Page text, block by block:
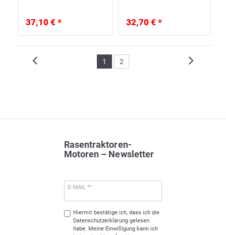
37,10 € * 32,70 € *
1 2
Rasentraktoren-
Motoren – Newsletter
E-MAIL **
Hiermit bestätige ich, dass ich die
Daten­schutz­erklärunggelesen
habe. Meine Einwilligung kann ich